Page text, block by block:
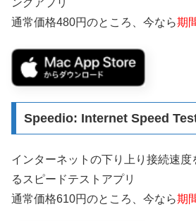
ングアプリ
通常価格480円のところ、今なら期
Speedio: Internet Speed
インターネットの下り上り接続速度
るスピードテストアプリ
通常価格610円のところ、今なら期